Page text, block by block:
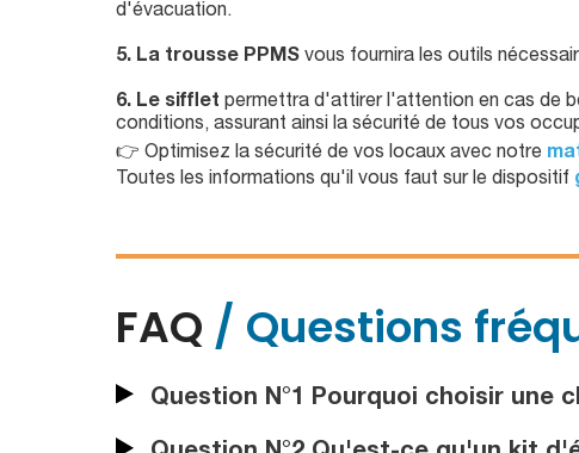
d'évacuation.
5. La trousse PPMS vous fournira les outils
6. Le sifflet permettra d'attirer l'attention en cas de
conditions, assurant ainsi la sécurité de tous vos
👉 Optimisez la sécurité de vos locaux avec notre
Toutes les informations qu'il vous faut sur le dispositif
FAQ / Questions
Question N°1 Pourquoi choisir une